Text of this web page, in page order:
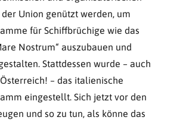
Union genützt wer­den, um
für Schiffbrüchige wie das
Nostrum“ auszu­bauen und
Stattdessen wurde – auch
– das italienische
eingestellt. Sich jetzt vor den
und so zu tun, als könne das